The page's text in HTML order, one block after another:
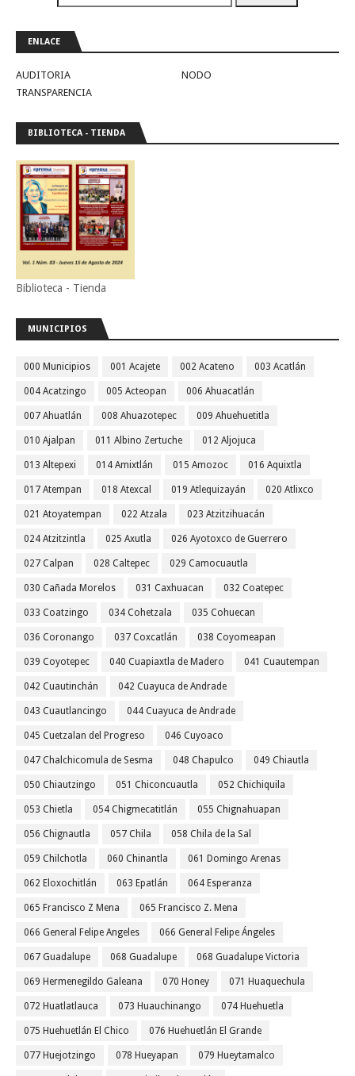
ENLACE
AUDITORIA
NODO
TRANSPARENCIA
BIBLIOTECA - TIENDA
Biblioteca - Tienda
MUNICIPIOS
000 Municipios 001 Acajete 002 Acateno 003 Acatlán
004 Acatzingo 005 Acteopan 006 Ahuacatlán
007 Ahuatlán 008 Ahuazotepec 009 Ahuehuetitla
010 Ajalpan 011 Albino Zertuche 012 Aljojuca
013 Altepexi 014 Amixtlán 015 Amozoc 016 Aquixtla
017 Atempan 018 Atexcal 019 Atlequizayán 020 Atlixco
021 Atoyatempan 022 Atzala 023 Atzitzihuacán
024 Atzitzintla 025 Axutla 026 Ayotoxco de Guerrero
027 Calpan 028 Caltepec 029 Camocuautla
030 Cañada Morelos 031 Caxhuacan 032 Coatepec
033 Coatzingo 034 Cohetzala 035 Cohuecan
036 Coronango 037 Coxcatlán 038 Coyomeapan
039 Coyotepec 040 Cuapiaxtla de Madero 041 Cuautempan
042 Cuautinchán 042 Cuayuca de Andrade
043 Cuautlancingo 044 Cuayuca de Andrade
045 Cuetzalan del Progreso 046 Cuyoaco
047 Chalchicomula de Sesma 048 Chapulco 049 Chiautla
050 Chiautzingo 051 Chiconcuautla 052 Chichiquila
053 Chietla 054 Chigmecatitlán 055 Chignahuapan
056 Chignautla 057 Chila 058 Chila de la Sal
059 Chilchotla 060 Chinantla 061 Domingo Arenas
062 Eloxochitlán 063 Epatlán 064 Esperanza
065 Francisco Z Mena 065 Francisco Z. Mena
066 General Felipe Angeles 066 General Felipe Ángeles
067 Guadalupe 068 Guadalupe 068 Guadalupe Victoria
069 Hermenegildo Galeana 070 Honey 071 Huaquechula
072 Huatlatlauca 073 Huauchinango 074 Huehuetla
075 Huehuetlán El Chico 076 Huehuetlán El Grande
077 Huejotzingo 078 Hueyapan 079 Hueytamalco